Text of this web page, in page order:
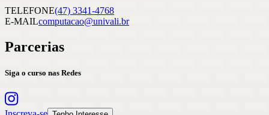
TELEFONE(47) 3341-4768
E-MAILcomputacao@univali.br
Parcerias
Siga o curso nas Redes